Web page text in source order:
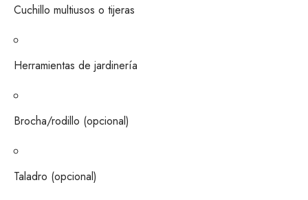
Cuchillo multiusos o tijeras
Herramientas de jardinería
Brocha/rodillo (opcional)
Taladro (opcional)